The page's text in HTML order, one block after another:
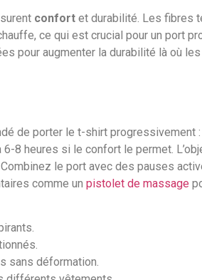
confortet durabilité. Les fibres
ce qui est crucial pour un port
pour augmenter la durabilité là où
de porter le t-shirt progressivement
6-8 heures si le confort le permet.
le port avec des pauses
comme un pistolet de massage
sans déformation.